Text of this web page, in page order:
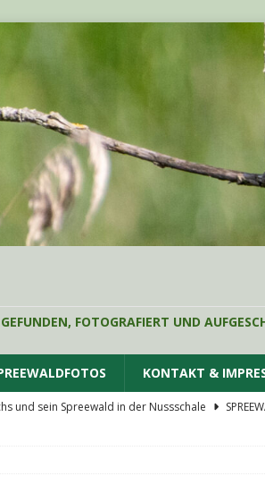
FOTOGRAFIERT UND
KONTAKT &
und sein Spreewald in der Nussschale